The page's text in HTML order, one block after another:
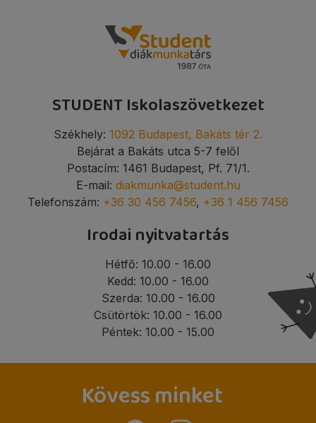
STUDENT Iskolaszövetkezet
Székhely: 1092 Budapest, Bakáts tér 2.
Bejárat a Bakáts utca 5-7 felől
Postacím: 1461 Budapest, Pf. 71/1.
E-mail: diakmunka@student.hu
Telefonszám: +36 30 456 7456, +36 1 456 7456
Irodai nyitvatartás
Hétfő: 10.00 - 16.00
Kedd: 10.00 - 16.00
Szerda: 10.00 - 16.00
Csütörtök: 10.00 - 16.00
Péntek: 10.00 - 15.00
Kövess minket